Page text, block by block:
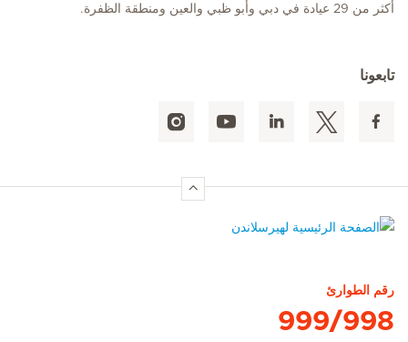
أكثر من 29 عيادة في دبي وأبو ظبي والعين ومنطقة الظفرة.
تابعونا
رقم الطوارئ
999/998